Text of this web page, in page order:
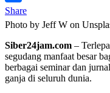
Share
Photo by Jeff W on
Siber24jam.com –
segudang manfaat besar
berbagai seminar dan
ganja di seluruh dunia.